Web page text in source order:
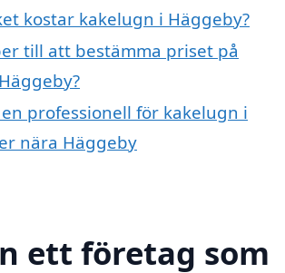
kostar kakelugn i Häggeby?
till att bestämma priset på
professionell för kakelugn i
nära Häggeby
ett företag som